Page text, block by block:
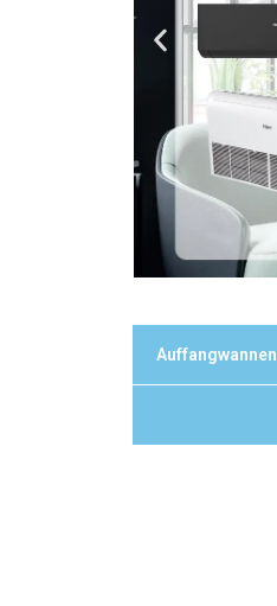
Auffangwannen